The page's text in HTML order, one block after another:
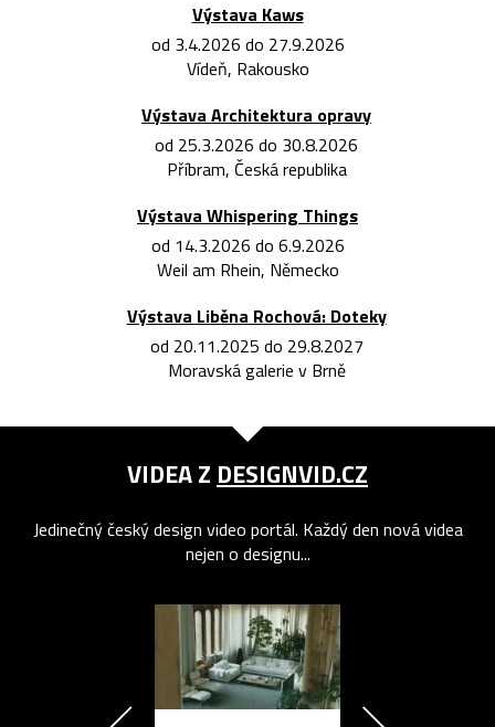
Výstava Kaws
od 3.4.2026 do 27.9.2026
Vídeň, Rakousko
Výstava Architektura opravy
od 25.3.2026 do 30.8.2026
Příbram, Česká republika
Výstava Whispering Things
od 14.3.2026 do 6.9.2026
Weil am Rhein, Německo
Výstava Liběna Rochová: Doteky
od 20.11.2025 do 29.8.2027
Moravská galerie v Brně
VIDEA Z DESIGNVID.CZ
Jedinečný český design video portál. Každý den nová videa
nejen o designu...